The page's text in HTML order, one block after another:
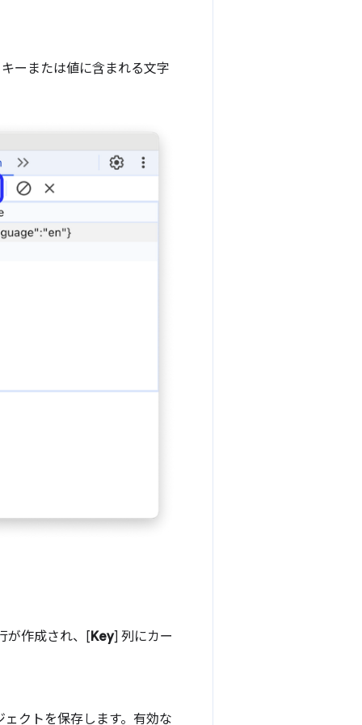
ーまたは値に含まれる文字
が作成され、[Key] 列にカー
クトを保存します。有効な